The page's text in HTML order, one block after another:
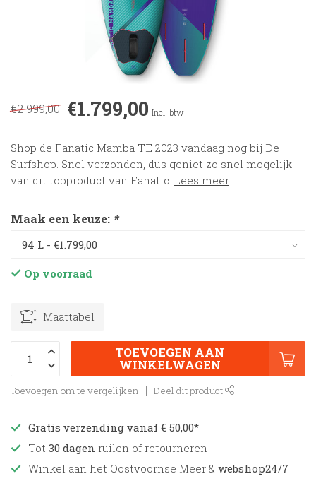
€2.999,00 €1.799,00 Incl. btw
Shop de Fanatic Mamba TE 2023 vandaag nog bij De
Surfshop. Snel verzonden, dus geniet zo snel mogelijk
van dit topproduct van Fanatic. Lees meer.
Maak een keuze: *
Op voorraad
Maattabel
TOEVOEGEN AAN
WINKELWAGEN
Toevoegen om te vergelijken Deel dit product
Gratis verzending vanaf € 50,00*
Tot 30 dagen ruilen of retourneren
Winkel aan het Oostvoornse Meer & webshop24/7